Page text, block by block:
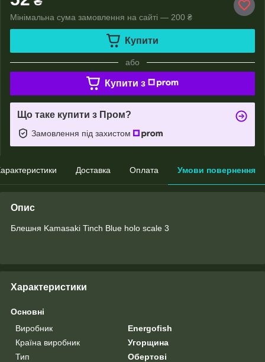
Мінімальна сума замовлення на сайті — 200 ₴
Купити
або
Купити з
Що таке купити з Пром?
Замовлення під захистом
Доставка Оплата Умови повернення
Опис
Блешня Kamasaki Tinch Blue holo scale 3
Характеристики
Основні
Виробник
Energofish
Країна виробник
Угорщина
Тип
Обертові